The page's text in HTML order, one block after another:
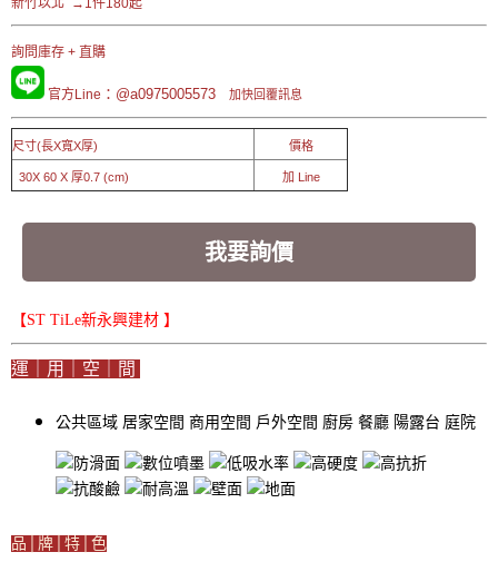
新竹以北 →1件180起
詢問庫存 + 直購
官方Line ：@a0975005573 加快回覆訊息
尺寸(長X寬X厚) 價格
30X 60 X 厚0.7 (cm) 加 Line
我要詢價
【ST TiLe新永興建材 】
運｜用｜空｜間
公共區域 居家空間 商用空間 戶外空間 廚房 餐廳 陽露台 庭院
品│牌│特│色